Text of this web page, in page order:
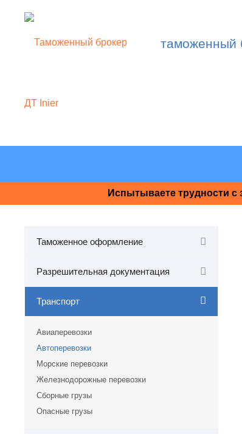
таможенный
Испытываете трудности с
Таможенное оформление
Разрешительная документация
Транспорт
Авиаперевозки
Автоперевозки
Морские перевозки
Железнодорожные перевозки
Сборные грузы
Опасные грузы